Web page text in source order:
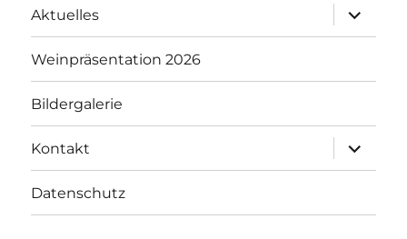
Aktuelles
anzeigen
Weinpräsentation 2026
Bildergalerie
Kontakt
anzeigen
Datenschutz